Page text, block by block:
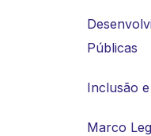
Públicas
Inclusão
Marco